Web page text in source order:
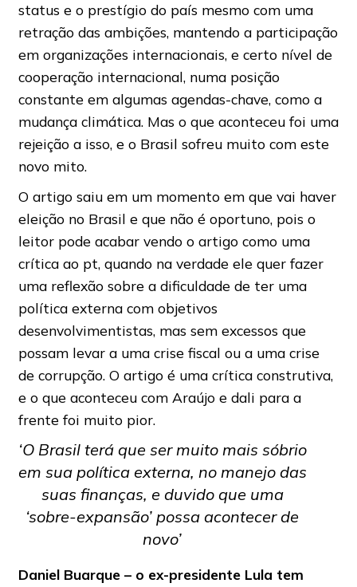
status e o prestígio do país mesmo com uma
retração das ambições, mantendo a participação
em organizações internacionais, e certo nível de
cooperação internacional, numa posição
constante em algumas agendas-chave, como a
mudança climática. Mas o que aconteceu foi uma
rejeição a isso, e o Brasil sofreu muito com este
novo mito.
O artigo saiu em um momento em que vai haver
eleição no Brasil e que não é oportuno, pois o
leitor pode acabar vendo o artigo como uma
crítica ao pt, quando na verdade ele quer fazer
uma reflexão sobre a dificuldade de ter uma
política externa com objetivos
desenvolvimentistas, mas sem excessos que
possam levar a uma crise fiscal ou a uma crise
de corrupção. O artigo é uma crítica construtiva,
e o que aconteceu com Araújo e dali para a
frente foi muito pior.
‘O Brasil terá que ser muito mais sóbrio
em sua política externa, no manejo das
suas finanças, e duvido que uma
‘sobre-expansão’ possa acontecer de
novo’
Daniel Buarque – o ex-presidente Lula tem